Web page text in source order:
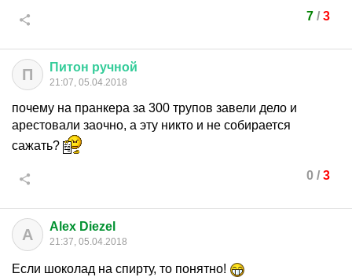
7/ 3
П Питон ручной
21:07, 05.04.2018
почему на пранкера за 300 трупов завели дело и
арестовали заочно, а эту никто и не собирается
сажать?
0 / 3
A Alex Diezel
21:37, 05.04.2018
Если шоколад на спирту, то понятно!